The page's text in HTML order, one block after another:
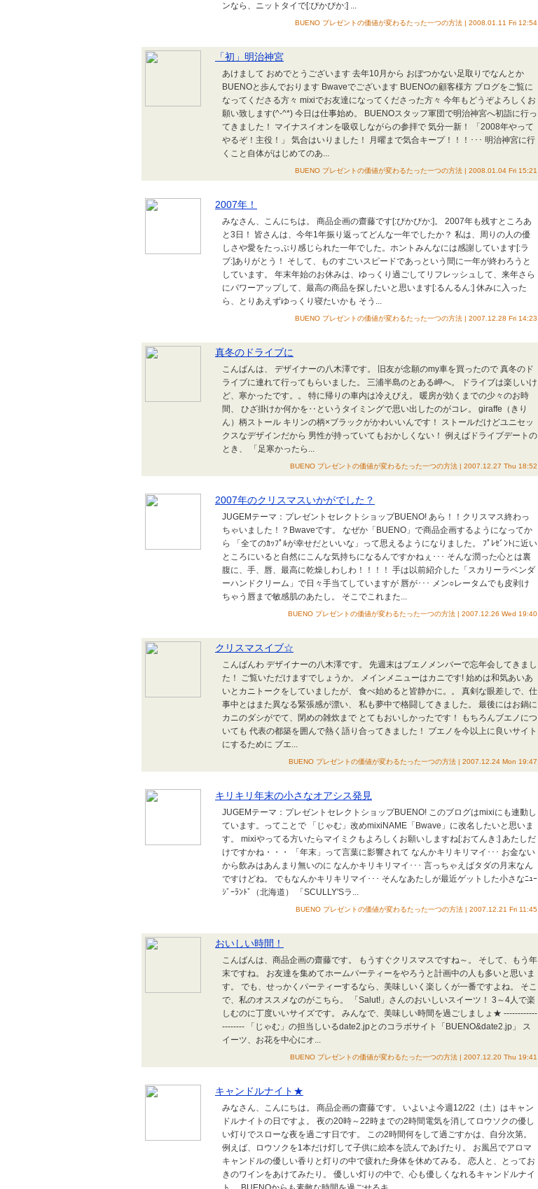
ンなら、ニットタイで[:ぴかぴか:] ...
BUENO プレゼントの価値が変わるたった一つの方法 | 2008.01.11 Fri 12:54
「初」明治神宮
あけまして おめでとうございます 去年10月から おぼつかない足取りでなんとか
BUENOと歩んでおります Bwaveでございます BUENOの顧客様方 ブログをご覧に
なってくださる方々 mixiでお友達になってくださった方々 今年もどうぞよろしくお
願い致します(^-^*) 今日は仕事始め。 BUENOスタッフ軍団で明治神宮へ初詣に行っ
てきました！ マイナスイオンを吸収しながらの参拝で 気分一新！ 「2008年やって
やるぞ！主役！」 気合はいりました！ 月曜まで気合キープ！！！･･･ 明治神宮に行
くこと自体がはじめてのあ...
BUENO プレゼントの価値が変わるたった一つの方法 | 2008.01.04 Fri 15:21
2007年！
みなさん、こんにちは。 商品企画の齋藤です[:ぴかぴか:]。 2007年も残すところあ
と3日！ 皆さんは、今年1年振り返ってどんな一年でしたか？ 私は、周りの人の優
しさや愛をたっぷり感じられた一年でした。ホントみんなには感謝しています[:ラ
ブ:]ありがとう！ そして、ものすごいスピードであっという間に一年が終わろうと
しています。 年末年始のお休みは、ゆっくり過ごしてリフレッシュして、来年さら
にパワーアップして、最高の商品を探したいと思います[:るんるん:] 休みに入った
ら、とりあえずゆっくり寝たいかも そう...
BUENO プレゼントの価値が変わるたった一つの方法 | 2007.12.28 Fri 14:23
真冬のドライブに
こんばんは、 デザイナーの八木澤です。 旧友が念願のmy車を買ったので 真冬のド
ライブに連れて行ってもらいました。 三浦半島のとある岬へ。 ドライブは楽しいけ
ど、寒かったです。。 特に帰りの車内は冷えびえ。 暖房が効くまでの少々のお時
間、 ひざ掛けか何かを‥というタイミングで思い出したのがコレ。 giraffe（きり
ん）柄ストール キリンの柄×ブラックがかわいいんです！ ストールだけどユニセッ
クスなデザインだから 男性が持っていてもおかしくない！ 例えばドライブデートの
とき、 「足寒かったら...
BUENO プレゼントの価値が変わるたった一つの方法 | 2007.12.27 Thu 18:52
2007年のクリスマスいかがでした？
JUGEMテーマ：プレゼントセレクトショップBUENO! あら！！クリスマス終わっ
ちゃいました！？Bwaveです。 なぜか「BUENO」で商品企画するようになってか
ら 「全てのｶｯﾌﾟﾙが幸せだといいな」って思えるようになりました。 ﾌﾟﾚｾﾞﾝﾄに近い
ところにいると自然にこんな気持ちになるんですかねぇ･･･ そんな潤った心とは裏
腹に、手、唇、最高に乾燥しわしわ！！！！ 手は以前紹介した「スカリーラベンダ
ーハンドクリーム」で日々手当てしていますが 唇が･･･ メン○レータムでも皮剥け
ちゃう唇まで敏感肌のあたし。 そこでこれまた...
BUENO プレゼントの価値が変わるたった一つの方法 | 2007.12.26 Wed 19:40
クリスマスイブ☆
こんばんわ デザイナーの八木澤です。 先週末はブエノメンバーで忘年会してきまし
た！ ご覧いただけますでしょうか。 メインメニューはカニです! 始めは和気あいあ
いとカニトークをしていましたが、 食べ始めると皆静かに。。 真剣な眼差しで、仕
事中とはまた異なる緊張感が漂い、 私も夢中で格闘してきました。 最後にはお鍋に
カニのダシがでて、閉めの雑炊まで とてもおいしかったです！ もちろんブエノにつ
いても 代表の都築を囲んで熱く語り合ってきました！ ブエノを今以上に良いサイト
にするために ブエ...
BUENO プレゼントの価値が変わるたった一つの方法 | 2007.12.24 Mon 19:47
キリキリ年末の小さなオアシス発見
JUGEMテーマ：プレゼントセレクトショップBUENO! このブログはmixiにも連動し
ています。ってことで 「じゃむ」改めmixiNAME「Bwave」に改名したいと思いま
す。 mixiやってる方いたらマイミクもよろしくお願いしますね[:おてんき:] あたしだ
けですかね・・・ 「年末」って言葉に影響されて なんかキリキリマイ･･･ お金ない
から飲みはあんまり無いのに なんかキリキリマイ･･･ 言っちゃえばタダの月末なん
ですけどね。 でもなんかキリキリマイ･･･ そんなあたしが最近ゲットした小さなﾆｭｰ
ｼﾞｰﾗﾝﾄﾞ（北海道） 「SCULLY'Sラ...
BUENO プレゼントの価値が変わるたった一つの方法 | 2007.12.21 Fri 11:45
おいしい時間！
こんばんは、商品企画の齋藤です。 もうすぐクリスマスですね～。 そして、もう年
末ですね。 お友達を集めてホームパーティーをやろうと計画中の人も多いと思いま
す。 でも、せっかくパーティーするなら、美味しいく楽しくが一番ですよね。 そこ
で、私のオススメなのがこちら。 「Salut!」さんのおいしいスイーツ！ 3～4人で楽
しむのに丁度いいサイズです。 みんなで、美味しい時間を過ごしましょ★ ------------
-------- 「じゃむ」の担当しいるdate2.jpとのコラボサイト「BUENO&date2.jp」 ス
イーツ、お花を中心にオ...
BUENO プレゼントの価値が変わるたった一つの方法 | 2007.12.20 Thu 19:41
キャンドルナイト★
みなさん、こんにちは。 商品企画の齋藤です。 いよいよ今週12/22（土）はキャン
ドルナイトの日ですよ。 夜の20時～22時までの2時間電気を消してロウソクの優し
い灯りでスローな夜を過ごす日です。 この2時間何をして過ごすかは、自分次第。
例えば、ロウソクを1本だけ灯して子供に絵本を読んであげたり。 お風呂でアロマ
キャンドルの優しい香りと灯りの中で疲れた身体を休めてみる。 恋人と、とってお
きのワインをあけてみたり。 優しい灯りの中で、心も優しくなれるキャンドルナイ